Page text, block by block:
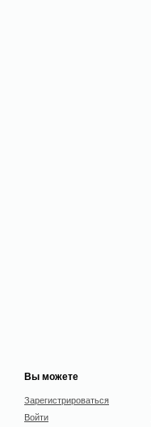
Вы можете
Зарегистрироваться
Войти